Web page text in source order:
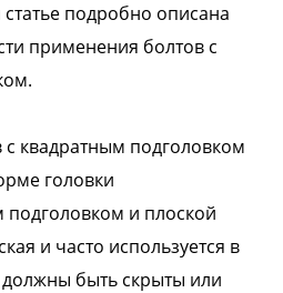
подробно описана
применения болтов с
квадратным подголовком
головки
подголовком и плоской
и часто используется в
быть скрыты или